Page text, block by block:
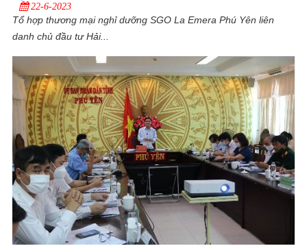
22-6-2023
Tổ hợp thương mại nghỉ dưỡng SGO La Emera Phú Yên liên
danh chủ đầu tư Hải...